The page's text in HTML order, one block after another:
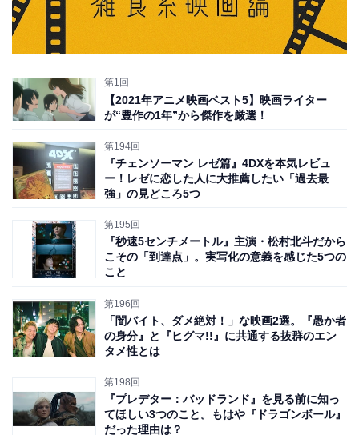
ステリー」
です。
(C)2025映画「盤上の向日葵」製作委員会
最初のピースとなるのは、山中で発見された白骨死体と
共に埋められていた、7組しか現存しない希少な将棋
駒。容疑をかけられたのは、一躍時の人となっていた天
理屈で考えれば「わざわざ自分が犯人だと主張するよう
第1回
【2021年アニメ映画ベスト5】映画ライター
が“豊作の1年”から傑作を厳選！
第194回
『チェンソーマン レゼ篇』4DXを本気レビュ
ー！レゼに恋した人に大推薦したい「過去最
強」の見どころ5つ
第195回
『秒速5センチメートル』主演・松村北斗だから
こその「到達点」。実写化の意義を感じた5つの
こと
第196回
「闇バイト、ダメ絶対！」な映画2選。『愚か者
の⾝分』と『ヒグマ!!』に共通する抜群のエン
タメ性とは
第198回
『プレデター：バッドランド』を見る前に知っ
てほしい3つのこと。もはや『ドラゴンボール』
だった理由は？